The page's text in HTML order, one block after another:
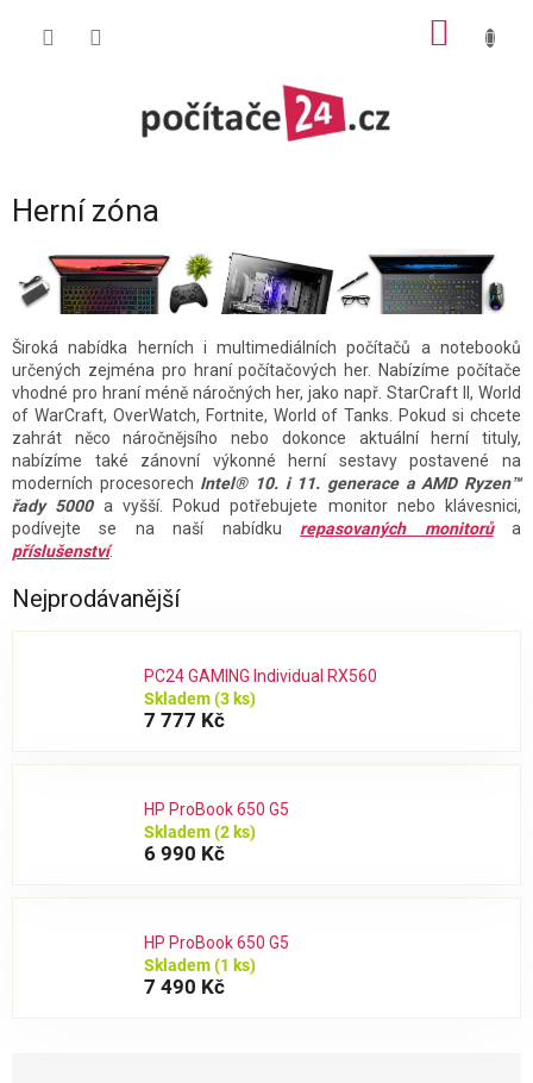
Herní zóna
Široká nabídka herních i multimediálních počítačů a notebooků
určených zejména pro hraní počítačových her. Nabízíme počítače
vhodné pro hraní méně náročných her, jako např. StarCraft II, World
of WarCraft, OverWatch, Fortnite, World of Tanks. Pokud si chcete
zahrát něco náročnějsího nebo dokonce aktuální herní tituly,
nabízíme také zánovní výkonné herní sestavy postavené na
moderních procesorech Intel® 10. i 11. generace a AMD Ryzen™
řady 5000a vyšší. Pokud potřebujete monitor nebo klávesnici,
podívejte se na naší nabídku repasovaných monitorůa
příslušenství.
Nejprodávanější
PC24 GAMING Individual RX560
Skladem(3 ks)
7 777 Kč
HP ProBook 650 G5
Skladem(2 ks)
6 990 Kč
HP ProBook 650 G5
Skladem(1 ks)
7 490 Kč